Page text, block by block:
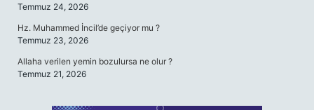
Temmuz 24, 2026
Hz. Muhammed İncil’de geçiyor mu ?
Temmuz 23, 2026
Allaha verilen yemin bozulursa ne olur ?
Temmuz 21, 2026